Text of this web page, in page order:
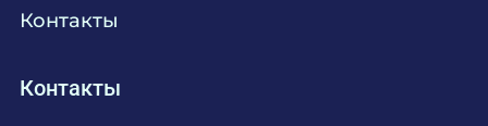
Контакты
Контакты